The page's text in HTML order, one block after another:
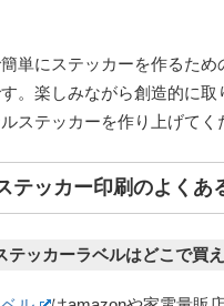
単にステッカーを作るため
。楽しみながら創造的に取
ステッカーを作り上げてく
テッカー印刷のよくあ
テッカーラベルはどこで買